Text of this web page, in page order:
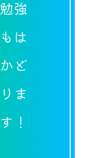
勉強
もは
かど
りま
す！